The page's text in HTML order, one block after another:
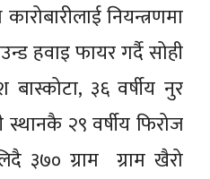
नियन्त्रणमा
हवाइ फायर गर्दै सोही
३६ वर्षीय नुर
स्थानकै २९ वर्षीय फिरोज
३७० ग्राम ग्राम खैरो